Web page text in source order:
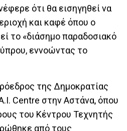
ότι θα εισηγηθεί να
και καφέ όπου ο
το «διάσημο παραδοσιακό
εννοώντας το
της Δημοκρατίας
Centre στην Αστάνα, όπου
του Κέντρου Τεχνητής
από τους